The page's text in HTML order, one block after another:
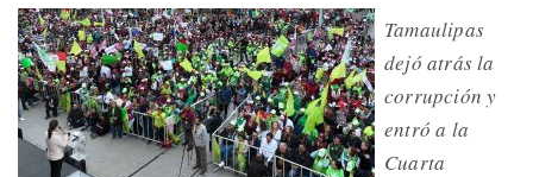
Tamaulipas
dejó atrás la
corrupción y
entró a la
Cuarta